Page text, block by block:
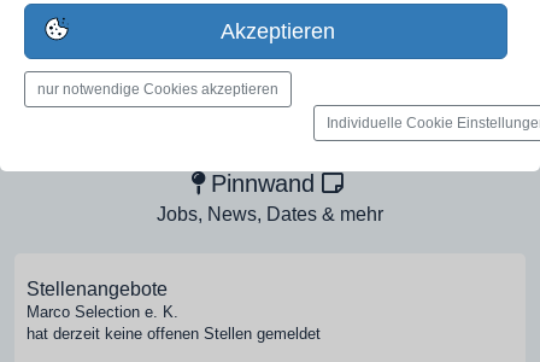
Medien-Galerie
Bilder, PDFs, Audio, Video
Pinnwand
Jobs, News, Dates & mehr
Stellenangebote
Marco Selection e. K.
hat derzeit keine offenen Stellen gemeldet
Akzeptieren
nur notwendige Cookies akzeptieren
Individuelle Cookie